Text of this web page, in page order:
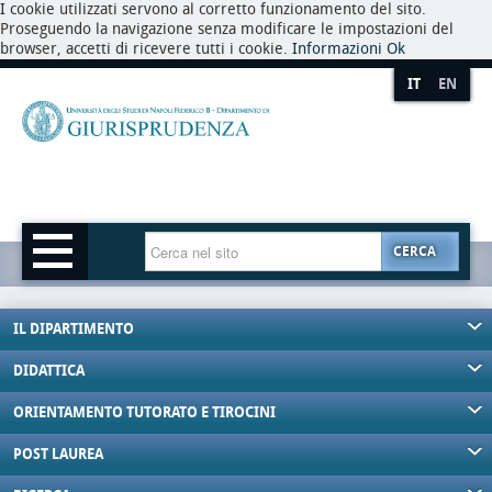
I cookie utilizzati servono al corretto funzionamento del sito.
Proseguendo la navigazione senza modificare le impostazioni del
browser, accetti di ricevere tutti i cookie. Informazioni Ok
IT EN
CERCA
IL DIPARTIMENTO
DIDATTICA
ORIENTAMENTO TUTORATO E TIROCINI
POST LAUREA